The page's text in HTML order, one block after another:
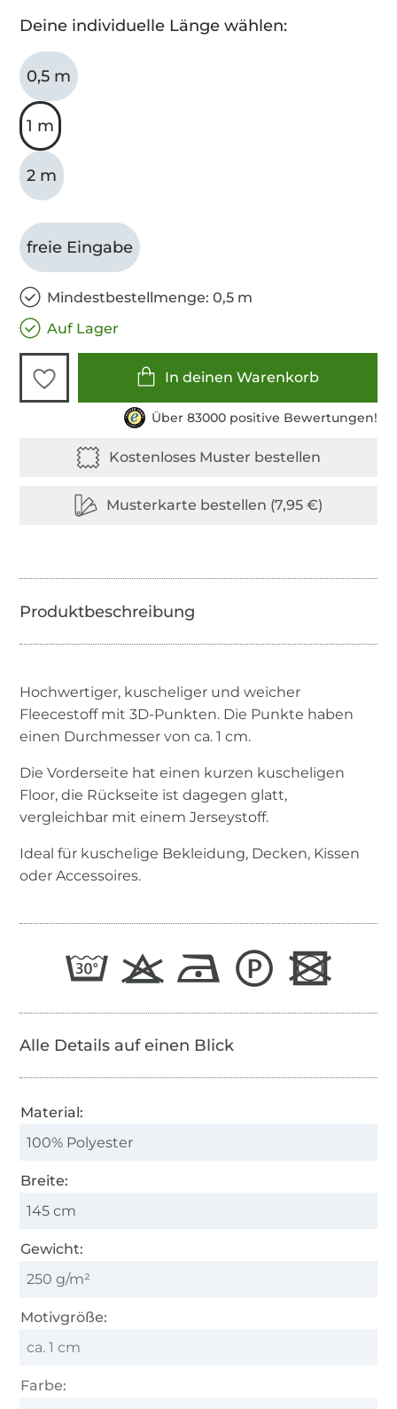
Deine individuelle Länge wählen:
0,5 m
1 m
2 m
freie Eingabe
Mindestbestellmenge: 0,5 m
Auf Lager
In deinen Warenkorb
Über 83000 positive Bewertungen!
Hochwertiger, kuscheliger und weicher
Fleecestoff mit 3D-Punkten. Die Punkte haben
einen Durchmesser von ca. 1 cm.
Die Vorderseite hat einen kurzen kuscheligen
Floor, die Rückseite ist dagegen glatt,
vergleichbar mit einem Jerseystoff.
Ideal für kuschelige Bekleidung, Decken, Kissen
oder Accessoires.
Alle Details auf einen Blick
Material:
100% Polyester
Breite:
145 cm
Gewicht:
250 g/m²
Motivgröße:
ca. 1 cm
Farbe: